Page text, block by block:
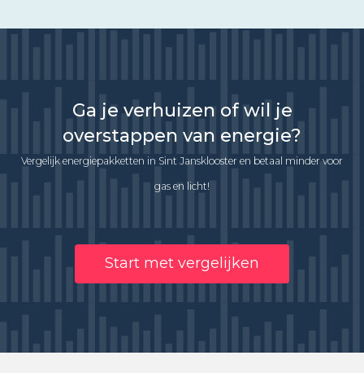
Ga je verhuizen of wil je
overstappen van energie?
Vergelijk energiepakketten in Sint Jansklooster en betaal minder voor
gas en licht!
Start met vergelijken